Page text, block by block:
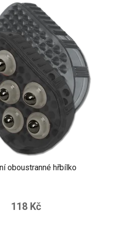
oboustranné hřbílko
118 Kč